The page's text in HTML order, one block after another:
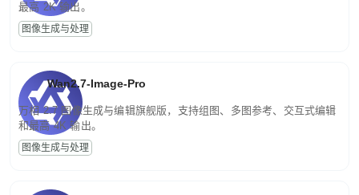
最高 2K 输出。
图像生成与处理
Wan2.7-Image-Pro
万相 2.7 图像生成与编辑旗舰版，支持组图、多图参考、交互式编辑
和最高 4K 输出。
图像生成与处理